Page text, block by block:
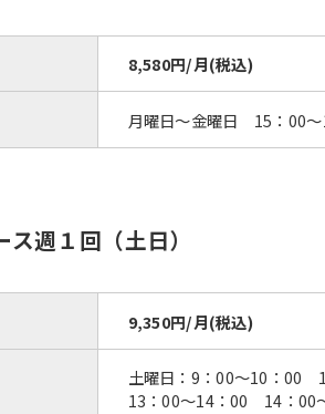
8,580円/月(税込)
月曜日〜金曜日 15：00
週１回（土日）
9,350円/月(税込)
土曜日：9：00〜10：00
13：00〜14：00 14：00